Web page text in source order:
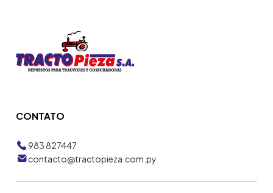
CONTATO
983 827447
contacto@tractopieza.com.py